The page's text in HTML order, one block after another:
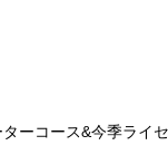
コース&今季ラ